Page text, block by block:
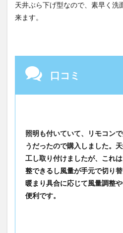
天井ぶら下げ型なので、素早く洗
来ます。
口コミ
照明も付いていて、リモコン
うだったので購入しました。
工し取り付けましたが、これ
整できるし風量が手元で切り
暖まり具合に応じて風量調整
便利です。